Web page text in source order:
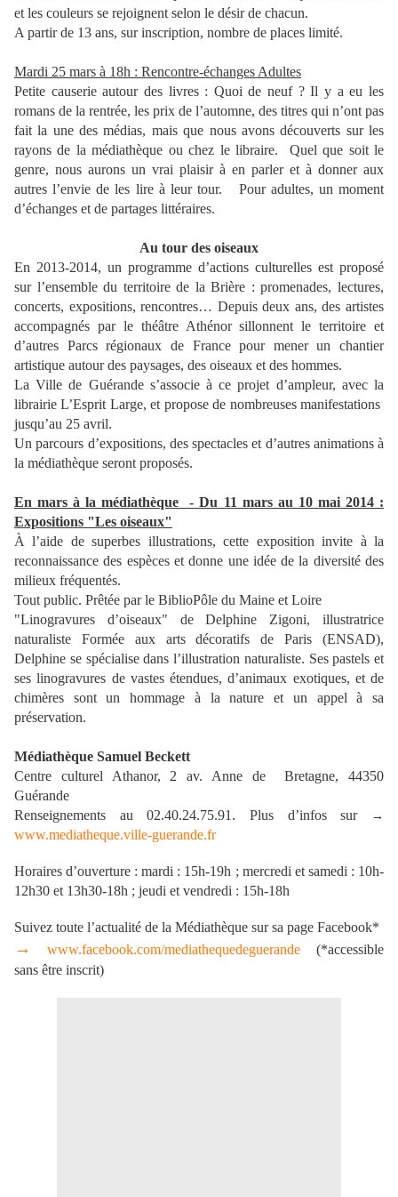
et les couleurs se rejoignent selon le désir de chacun.
A partir de 13 ans, sur inscription, nombre de places limité.
Mardi 25 mars à 18h : Rencontre-échanges Adultes
Petite causerie autour des livres : Quoi de neuf ? Il y a eu les
romans de la rentrée, les prix de l’automne, des titres qui n’ont pas
fait la une des médias, mais que nous avons découverts sur les
rayons de la médiathèque ou chez le libraire. Quel que soit le
genre, nous aurons un vrai plaisir à en parler et à donner aux
autres l’envie de les lire à leur tour. Pour adultes, un moment
d’échanges et de partages littéraires.
Au tour des oiseaux
En 2013-2014, un programme d’actions culturelles est proposé
sur l’ensemble du territoire de la Brière : promenades, lectures,
concerts, expositions, rencontres… Depuis deux ans, des artistes
accompagnés par le théâtre Athénor sillonnent le territoire et
d’autres Parcs régionaux de France pour mener un chantier
artistique autour des paysages, des oiseaux et des hommes.
La Ville de Guérande s’associe à ce projet d’ampleur, avec la
librairie L’Esprit Large, et propose de nombreuses manifestations
jusqu’au 25 avril.
Un parcours d’expositions, des spectacles et d’autres animations à
la médiathèque seront proposés.
En mars à la médiathèque - Du 11 mars au 10 mai 2014 :
Expositions "Les oiseaux"
À l’aide de superbes illustrations, cette exposition invite à la
reconnaissance des espèces et donne une idée de la diversité des
milieux fréquentés.
Tout public. Prêtée par le BiblioPôle du Maine et Loire
"Linogravures d’oiseaux" de Delphine Zigoni, illustratrice
naturaliste Formée aux arts décoratifs de Paris (ENSAD),
Delphine se spécialise dans l’illustration naturaliste. Ses pastels et
ses linogravures de vastes étendues, d’animaux exotiques, et de
chimères sont un hommage à la nature et un appel à sa
préservation.
Médiathèque Samuel Beckett
Centre culturel Athanor, 2 av. Anne de Bretagne, 44350
Guérande
Renseignements au 02.40.24.75.91. Plus d’infos sur
→
www.mediatheque.ville-guerande.fr
Horaires d’ouverture : mardi : 15h-19h ; mercredi et samedi : 10h-
12h30 et 13h30-18h ; jeudi et vendredi : 15h-18h
Suivez toute l’actualité de la Médiathèque sur sa page Facebook*
→ www.facebook.com/mediathequedeguerande (*accessible
sans être inscrit)